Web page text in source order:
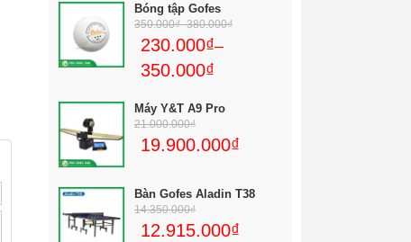
Bóng tập Gofes
350.000₫–380.000₫
230.000₫–
350.000₫
Máy Y&T A9 Pro
21.000.000₫
19.900.000₫
Bàn Gofes Aladin T38
14.350.000₫
12.915.000₫